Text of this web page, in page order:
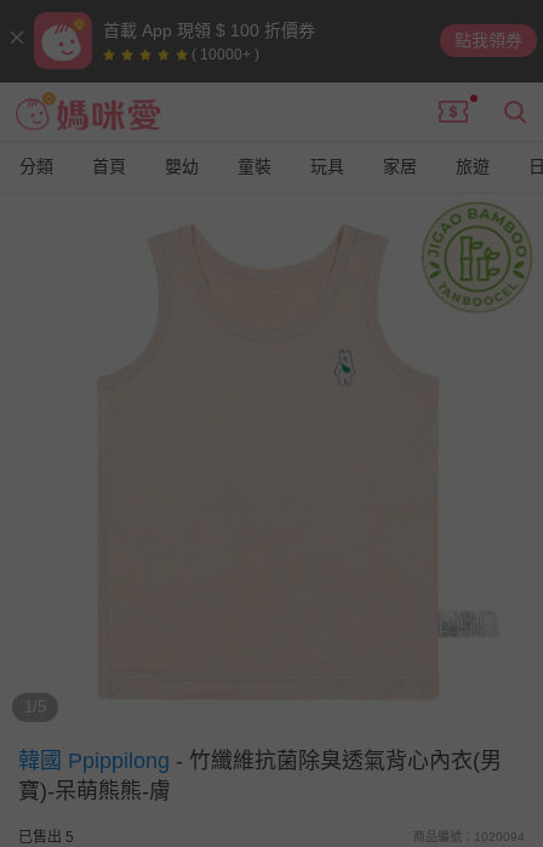
首載 App 現領 $ 100 折價券
( 10000+ )
點我領券
分類 首頁 嬰幼 童裝 玩具 家居 旅遊
1/5
韓國 Ppippilong - 竹纖維抗菌除臭透氣背心內衣(男
寶)-呆萌熊熊-膚
已售出 5 商品編號：1020094